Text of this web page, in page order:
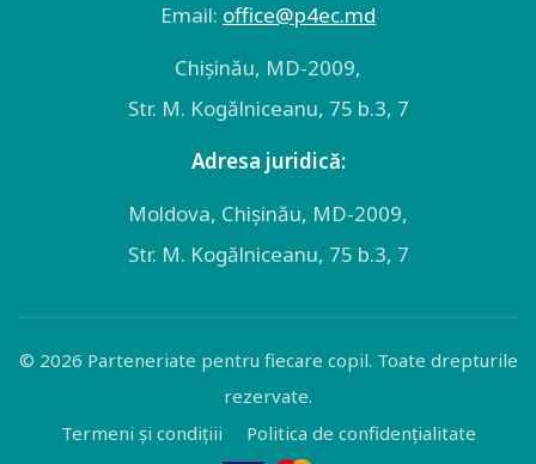
Email: оffice@p4ec.md
Chişinău, MD-2009,
Str. M. Kogălniceanu, 75 b.3, 7
Adresa juridică:
Moldova, Chişinău, MD-2009,
Str. M. Kogălniceanu, 75 b.3, 7
© 2026 Parteneriate pentru fiecare copil. Toate drepturile
rezervate.
Termeni și condițiii
Politica de confidențialitate